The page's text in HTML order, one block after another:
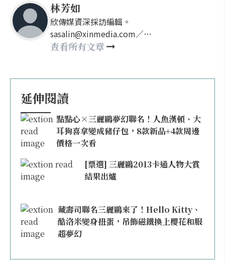
林芳如
欣傳媒資深採訪編輯。
sasalin@xinmedia.com／
happy21917@gmail.com
查看所有文章
延伸閱讀
點點心×三麗鷗夢幻聯名！人魚漢頓、大
耳狗喜拿變成豬仔包，8款新品+4款周邊
價格一次看
[票選] 三麗鷗2013卡通人物大賞
結果出爐
藏壽司聯名三麗鷗來了！Hello Kitty、
酷洛米變身扭蛋，吊飾磁鐵換上櫻花和服
超夢幻